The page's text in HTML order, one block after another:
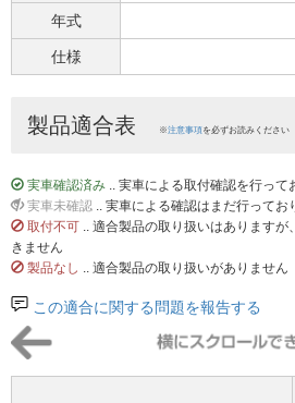
年式
仕様
製品適合表 ※注意事項を必ずお読みください
実車確認済み .. 実車による取付確認を行って
実車未確認 .. 実車による確認はまだ行ってお
取付不可 .. 適合製品の取り扱いはあります
きません
製品なし .. 適合製品の取り扱いがありません
この適合に関する問題を報告する